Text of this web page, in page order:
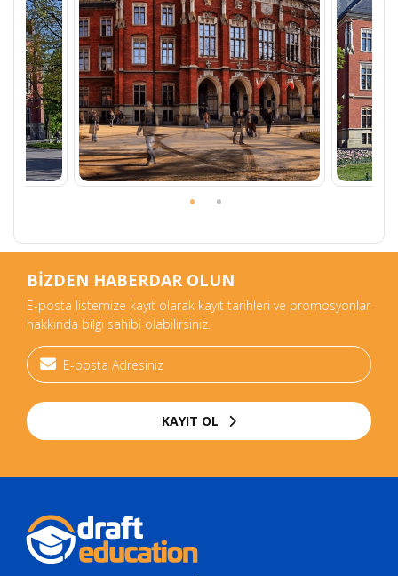
BİZDEN HABERDAR OLUN
E-posta listemize kayıt olarak kayıt tarihleri ve promosyonlar
hakkında bilgi sahibi olabilirsiniz.
KAYIT OL